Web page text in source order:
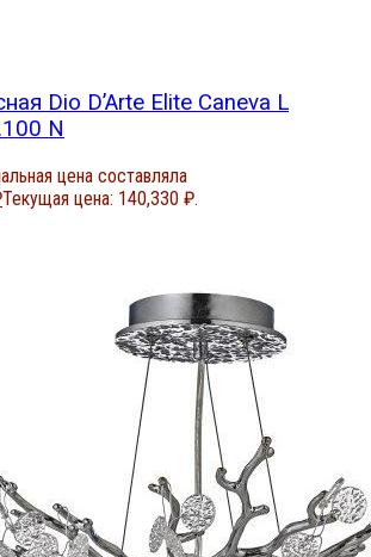
Dio D’Arte Elite Caneva L
N
цена составляла
Текущая цена: 140,330 ₽.